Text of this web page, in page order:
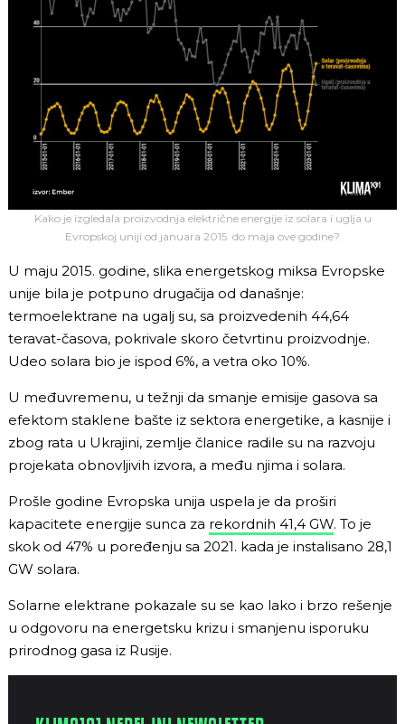
Kako je izgledala proizvodnja električne energije iz solara i uglja u
Evropskoj uniji od januara 2015. do maja ove godine?
U maju 2015. godine, slika energetskog miksa Evropske
unije bila je potpuno drugačija od današnje:
termoelektrane na ugalj su, sa proizvedenih 44,64
teravat-časova, pokrivale skoro četvrtinu proizvodnje.
Udeo solara bio je ispod 6%, a vetra oko 10%.
U međuvremenu, u težnji da smanje emisije gasova sa
efektom staklene bašte iz sektora energetike, a kasnije i
zbog rata u Ukrajini, zemlje članice radile su na razvoju
projekata obnovljivih izvora, a među njima i solara.
Prošle godine Evropska unija uspela je da proširi
kapacitete energije sunca za rekordnih 41,4 GW. To je
skok od 47% u poređenju sa 2021. kada je instalisano 28,1
GW solara.
Solarne elektrane pokazale su se kao lako i brzo rešenje
u odgovoru na energetsku krizu i smanjenu isporuku
prirodnog gasa iz Rusije.